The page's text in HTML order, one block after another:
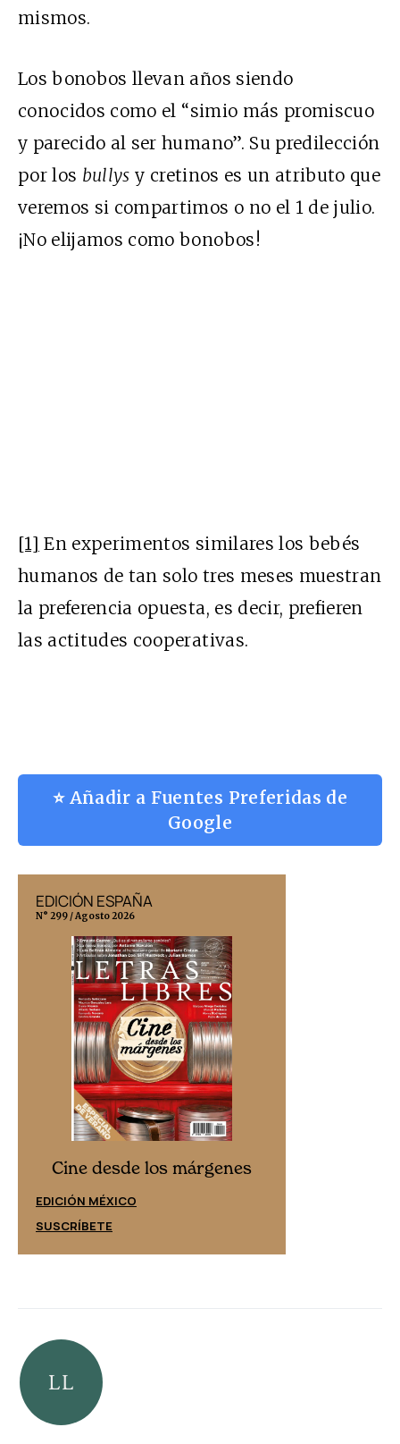
mismos.
Los bonobos llevan años siendo
conocidos como el “simio más promiscuo
y parecido al ser humano”. Su predilección
por los bullys y cretinos es un atributo que
veremos si compartimos o no el 1 de julio.
¡No elijamos como bonobos!
[1] En experimentos similares los bebés
humanos de tan solo tres meses muestran
la preferencia opuesta, es decir, prefieren
las actitudes cooperativas.
⭐ Añadir a Fuentes Preferidas de
Google
EDICIÓN ESPAÑA
N° 299 / Agosto 2026
Cine desde los márgenes
EDICIÓN MÉXICO
SUSCRÍBETE